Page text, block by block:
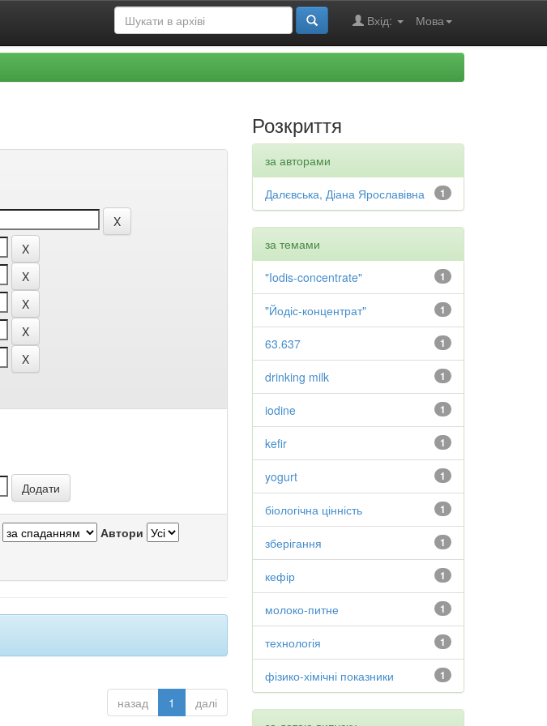
Мова
Вхід:
Автори
назад 1 далі
Розкриття
за авторами
1
Далєвська, Діана Ярославівна
за темами
1
"Iodis-concentrate"
1
"Йодіс-концентрат"
1
63.637
1
drinking milk
1
iodine
1
kefir
1
yogurt
1
біологічна цінність
1
зберігання
1
кефір
1
молоко-питне
1
технологія
1
фізико-хімічні показники